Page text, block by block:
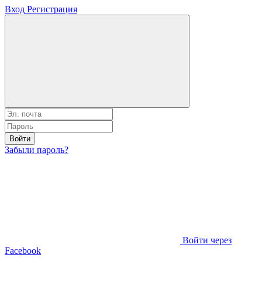
Вход Регистрация
Войти
Забыли пароль?
Войти через
Facebook